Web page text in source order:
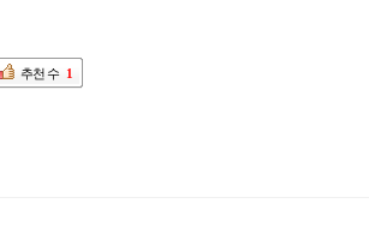
추천 수 1